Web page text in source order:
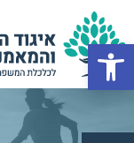
Open toolbar